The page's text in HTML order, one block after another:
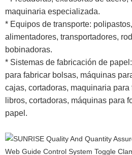
maquinaria especializada.
* Equipos de transporte: polipastos,
alimentadores, transportadores,
bobinadoras.
* Sistemas de fabricación de
para fabricar bolsas, máquinas
cajas, cortadoras, maquinaria para
libros, cortadoras, máquinas para
papel.